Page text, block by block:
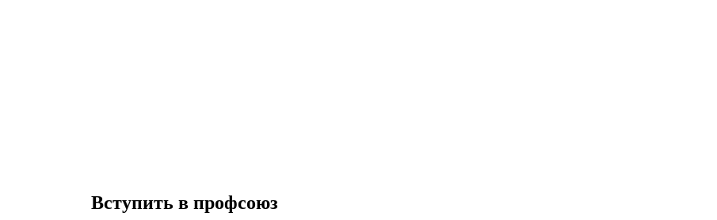
Вступить в профсоюз